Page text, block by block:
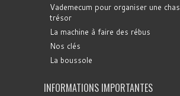
Vademecum pour organiser une
trésor
La machine à faire des rébus
Nos clés
La boussole
INFORMATIONS IMPORTANTES